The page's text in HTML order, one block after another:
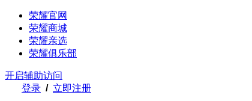
荣耀官网
荣耀商城
荣耀亲选
荣耀俱乐部
开启辅助访问
登录 / 立即注册